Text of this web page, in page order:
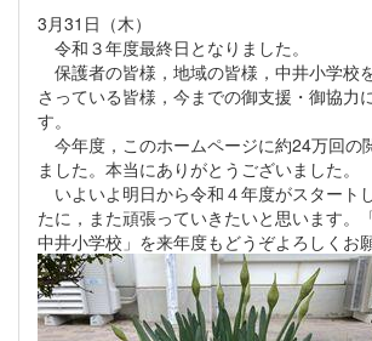
3月31日（木）
令和３年度最終日となりました。
保護者の皆様，地域の皆様，中井小学校
さっている皆様，今までの御支援・御協力
す。
今年度，このホームページに約24万回の
ました。本当にありがとうございました。
いよいよ明日から令和４年度がスタート
たに，また頑張っていきたいと思います。
中井小学校」を来年度もどうぞよろしくお